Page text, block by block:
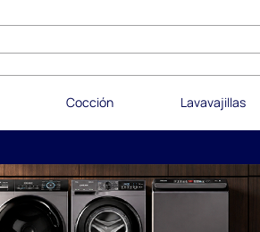
Cocción Lavavajillas